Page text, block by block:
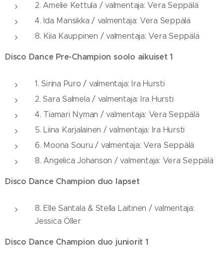
2. Amelie Kettula / valmentaja: Vera Seppälä
4. Ida Mansikka / valmentaja: Vera Seppälä
8. Kiia Kauppinen / valmentaja: Vera Seppälä
Disco Dance Pre-Champion soolo aikuiset 1
1. Sirina Puro / valmentaja: Ira Hursti
2. Sara Salmela / valmentaja: Ira Hursti
4. Tiamari Nyman / valmentaja: Vera Seppälä
5. Liina Karjalainen / valmentaja: Ira Hursti
6. Moona Souru / valmentaja: Vera Seppälä
8. Angelica Johanson / valmentaja: Vera Seppälä
Disco Dance Champion duo lapset
8. Elle Santala & Stella Laitinen / valmentaja:
Jessica Öller
Disco Dance Champion duo juniorit 1